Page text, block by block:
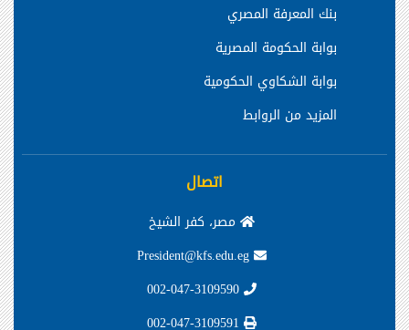
بنك المعرفة المصري
بوابة الحكومة المصرية
بوابة الشكاوي الحكومية
المزيد من الروابط
اتصال
مصر، كفر الشيخ